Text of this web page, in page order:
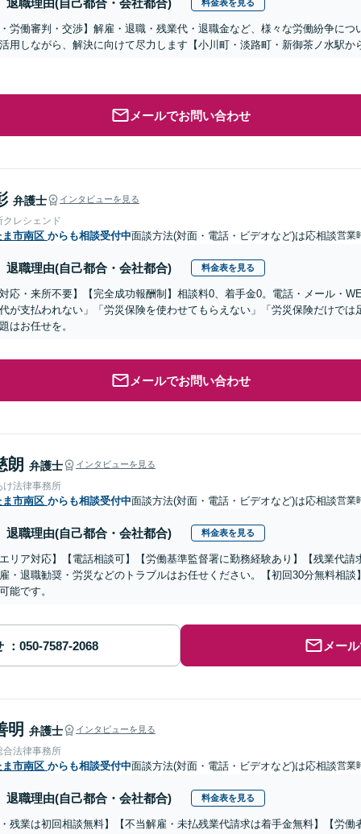
料金表を見る
労働審判・交渉】解雇・退職・残業代・退職金など、様々な労働紛争に
用しながら、解決に向けて尽力します【小川町・淡路町・新御茶ノ水駅か
メールでお問い合わせ
弁護士 インタビューを見る
クレシェンド
ま市南区 からも相談受付中面談方法(対面・電話・ビデオなど)は応相談営業
退職理由(自己都合・会社都合) 料金表を見る
応・来所不要】【完全成功報酬制】相談料0、着手金0。電話・メール・
が支払われない」「労災保険を使わせてもらえない」「労災保険だけで
はお任せを。
メールでお問い合わせ
朗 弁護士 インタビューを見る
け法律事務所
ま市南区 からも相談受付中面談方法(対面・電話・ビデオなど)は応相談営業
退職理由(自己都合・会社都合) 料金表を見る
リア対応】【電話相談可】【労働基準監督署に勤務経験あり】【残業代
・退職勧奨・労災などのトラブルはお任せください。【初回30分無料相
能です。
メー
明 弁護士 インタビューを見る
合法律事務所
ま市南区 からも相談受付中面談方法(対面・電話・ビデオなど)は応相談営業
退職理由(自己都合・会社都合) 料金表を見る
残業は初回相談無料】【不当解雇・未払残業代請求は着手金無料】【労